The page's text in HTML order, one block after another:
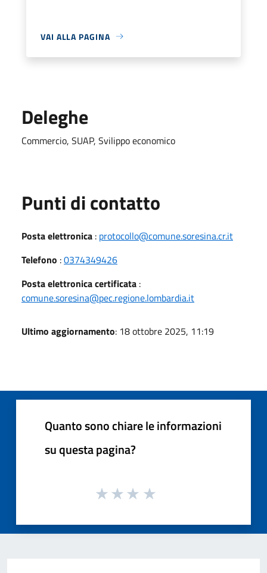
VAI ALLA PAGINA
Deleghe
Commercio, SUAP, Svilippo economico
Punti di contatto
Posta elettronica : protocollo@comune.soresina.cr.it
Telefono :0374349426
Posta elettronica certificata :
comune.soresina@pec.regione.lombardia.it
Ultimo aggiornamento: 18 ottobre 2025, 11:19
Quanto sono chiare le informazioni
su questa pagina?